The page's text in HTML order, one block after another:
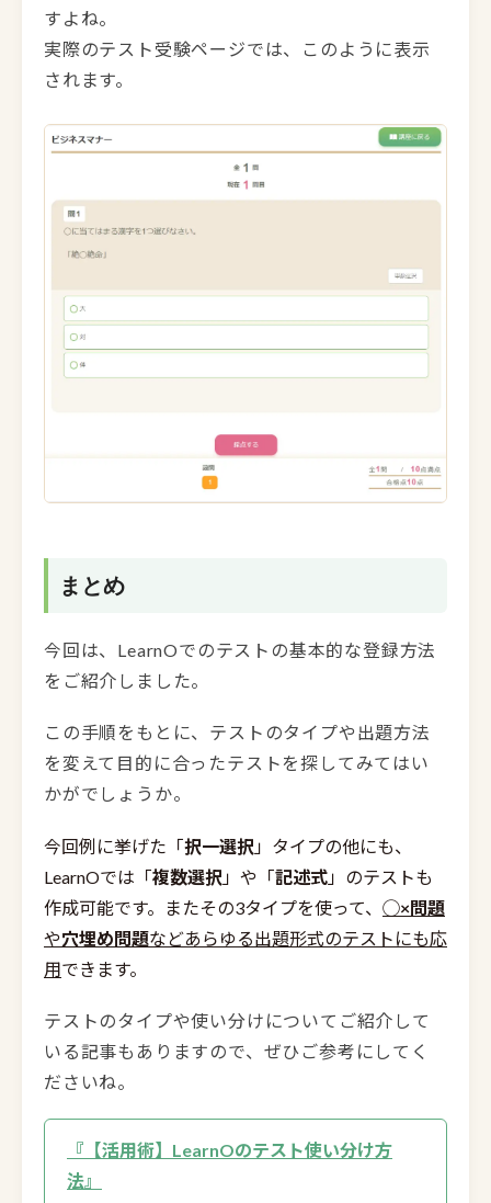
すよね。
実際のテスト受験ページでは、このように表示
されます。
まとめ
今回は、LearnOでのテストの基本的な登録方法
をご紹介しました。
この手順をもとに、テストのタイプや出題方法
を変えて目的に合ったテストを探してみてはい
かがでしょうか。
今回例に挙げた「択一選択 」タイプの他にも、
LearnOでは「複数選択 」や「記述式 」のテストも
作成可能です。またその3タイプを使って、 ◯×問題
や穴埋め問題などあらゆる出題形式のテストにも応
用できます。
テストのタイプや使い分けについてご紹介して
いる記事もありますので、ぜひご参考にしてく
ださいね。
『【活用術】LearnOのテスト使い分け方
法』